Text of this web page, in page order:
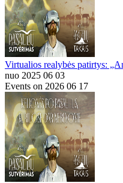
Virtualios realybės patirtys:
nuo 2025 06 03
Events on 2026 06 17